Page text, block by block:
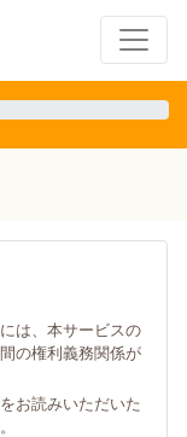
は、本サービスの
の権利義務関係が
お読みいただいた